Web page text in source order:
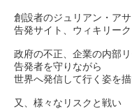
創設者のジュリアン・ア
告発サイト、ウィキリーク
政府の不正、企業の内部
告発者を守りながら
世界へ発信して行く姿を
又、様々なリスクと戦い